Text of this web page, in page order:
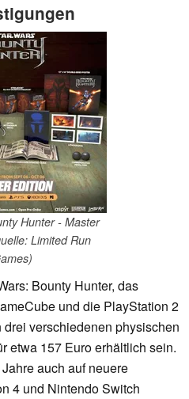
Hunter - Master
Limited Run
Bounty Hunter, das
und die PlayStation 2
verschiedenen physischen
etwa 157 Euro erhältlich sein.
auch auf neuere
4 und Nintendo Switch